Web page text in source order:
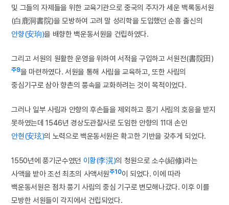
및 그들의 자제들을 위한 교육기관으로 중국의 주자가 세운 백록동서원
(白鹿洞書院)을 모방하여 고려 말 성리학을 도입했던 순흥 출신의
안향(安珦)을 배향한 백운동서원을 건립하였다.
그리고 서원의 원활한 운영을 위하여 서적을 구입하고 서원전(書院田)
주9을 마련하였다. 서원을 통해 사림을 교육하고, 또한 사림의
중심기구로 삼아 향촌의 풍속을 교화하려는 것이 목적이었다.
그러나 일부 사림과 안향의 후손들을 제외하고 풍기 사림의 호응을 받지
못하였는데 1546년 경상도관찰사로 도임한 안향의 11대 손인
안현(安玹)의 노력으로 백운동서원은 확고한 기반을 갖추게 되었다.
1550년에 풍기군수였던 이황(李滉)의 청원으로 소수(紹修)라는
사액을 받아 조선 최초의 사액서원주10이 되었다. 이에 따라
백운동서원은 점차 풍기 사림의 중심 기구로 변모해나갔다. 이후 이를
모방한 서원들이 각지에서 건립되었다.